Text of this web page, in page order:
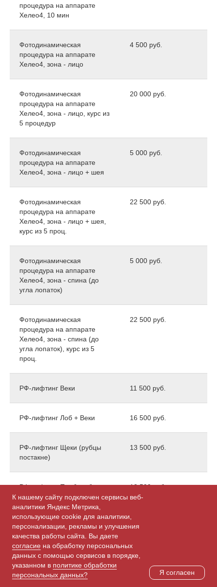
процедура на аппарате
Хелео4, 10 мин
Фотодинамическая
процедура на аппарате
Хелео4, зона - лицо
4 500 руб.
Фотодинамическая
процедура на аппарате
Хелео4, зона - лицо, курс из
5 процедур
20 000 руб.
Фотодинамическая
процедура на аппарате
Хелео4, зона - лицо + шея
5 000 руб.
Фотодинамическая
процедура на аппарате
Хелео4, зона - лицо + шея,
курс из 5 проц.
22 500 руб.
Фотодинамическая
процедура на аппарате
Хелео4, зона - спина (до
угла лопаток)
5 000 руб.
Фотодинамическая
процедура на аппарате
Хелео4, зона - спина (до
угла лопаток), курс из 5
проц.
22 500 руб.
РФ-лифтинг Веки 11 500 руб.
РФ-лифтинг Лоб + Веки 16 500 руб.
РФ-лифтинг Щеки (рубцы
постакне)
13 500 руб.
РФ-лифтинг Подборобок 13 500 руб.
РФ-лифтинг Лицо
РФ-лифтинг Лицо + Веки 33 500 руб.
РФ-лифтинг Лицо + Шея 36 500 руб.
К нашему сайту подключен сервисы веб-
аналитики Яндекс Метрика,
использующие cookie для аналитики,
персонализации, рекламы и улучшения
качества работы сайта. Вы даете
согласие на обработку персональных
данных с помощью сервисов в порядке,
указанном в политике обработки
персональных данных?
Я согласен